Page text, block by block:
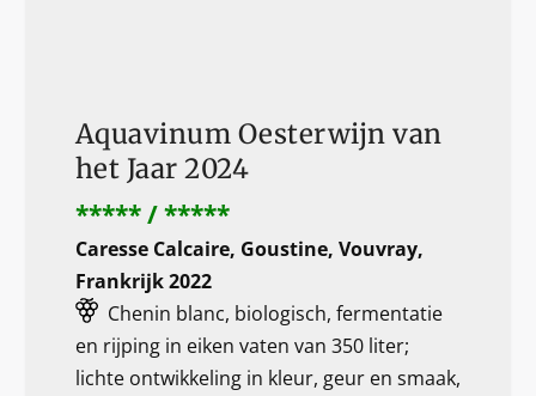
Aquavinum Oesterwijn van
het Jaar 2024
***** / *****
Caresse Calcaire, Goustine, Vouvray,
Frankrijk 2022
Chenin blanc, biologisch, fermentatie
en rijping in eiken vaten van 350 liter;
lichte ontwikkeling in kleur, geur en smaak,